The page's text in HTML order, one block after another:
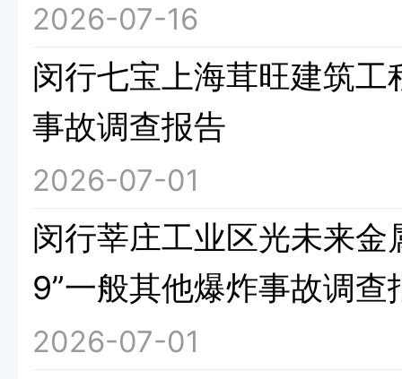
2026-07-16
闵行七宝上海茸旺建筑工
事故调查报告
2026-07-01
闵行莘庄工业区光未来金
9”一般其他爆炸事故调查
2026-07-01